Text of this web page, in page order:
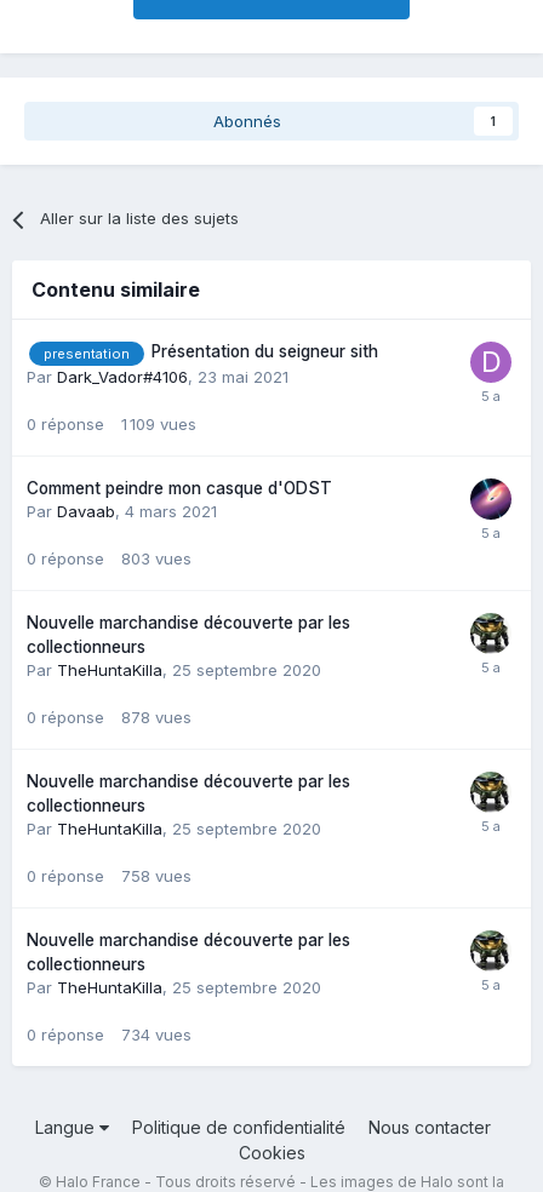
Abonnés 1
Aller sur la liste des sujets
Contenu similaire
presentation
Présentation du seigneur sith
Par Dark_Vador#4106, 23 mai 2021
0 réponse 1 109 vues
Comment peindre mon casque d'ODST
Par Davaab, 4 mars 2021
0 réponse 803 vues
Nouvelle marchandise découverte par les
collectionneurs
Par TheHuntaKilla, 25 septembre 2020
0 réponse 878 vues
Nouvelle marchandise découverte par les
collectionneurs
Par TheHuntaKilla, 25 septembre 2020
0 réponse 758 vues
Nouvelle marchandise découverte par les
collectionneurs
Par TheHuntaKilla, 25 septembre 2020
0 réponse 734 vues
Langue Politique de confidentialité
Nous contacter
Cookies
© Halo France - Tous droits réservé - Les images de Halo sont la